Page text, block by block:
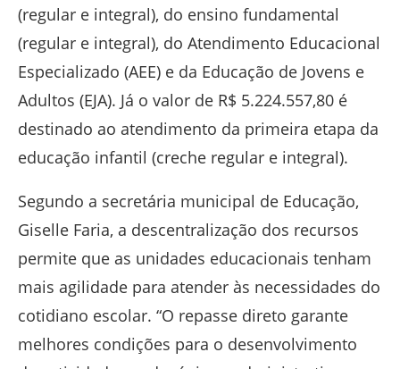
(regular e integral), do ensino fundamental
(regular e integral), do Atendimento Educacional
Especializado (AEE) e da Educação de Jovens e
Adultos (EJA). Já o valor de R$ 5.224.557,80 é
destinado ao atendimento da primeira etapa da
educação infantil (creche regular e integral).
Segundo a secretária municipal de Educação,
Giselle Faria, a descentralização dos recursos
permite que as unidades educacionais tenham
mais agilidade para atender às necessidades do
cotidiano escolar. “O repasse direto garante
melhores condições para o desenvolvimento